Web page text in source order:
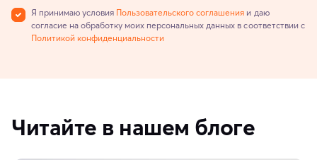
Я принимаю условия Пользовательского соглашения и даю
согласие на обработку моих персональных данных в соответствии с
Политикой конфиденциальности
Читайте в нашем блоге